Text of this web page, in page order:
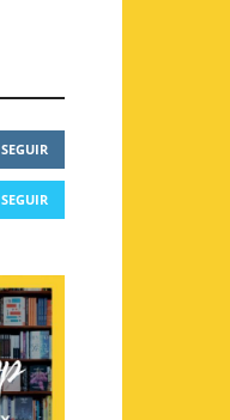
SEGUIR
SEGUIR